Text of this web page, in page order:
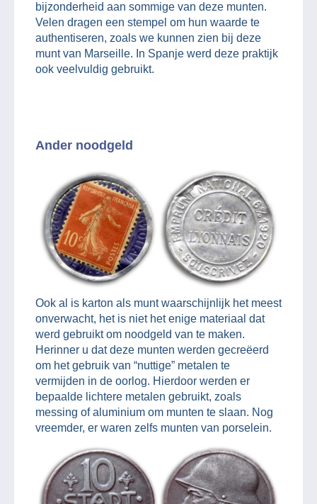
bijzonderheid aan sommige van deze munten.
Velen dragen een stempel om hun waarde te
authentiseren, zoals we kunnen zien bij deze
munt van Marseille. In Spanje werd deze praktijk
ook veelvuldig gebruikt.
Ander noodgeld
Ook al is karton als munt waarschijnlijk het meest
onverwacht, het is niet het enige materiaal dat
werd gebruikt om noodgeld van te maken.
Herinner u dat deze munten werden gecreëerd
om het gebruik van “nuttige” metalen te
vermijden in de oorlog. Hierdoor werden er
bepaalde lichtere metalen gebruikt, zoals
messing of aluminium om munten te slaan. Nog
vreemder, er waren zelfs munten van porselein.